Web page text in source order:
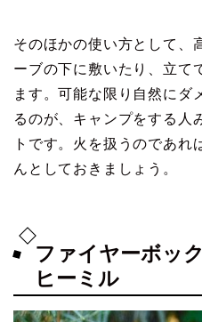
そのほかの使い方として、
ーブの下に敷いたり、立て
ます。可能な限り自然にダ
るのが、キャンプをする人
トです。火を扱うのであれ
んとしておきましょう。
ファイヤーボッ
ヒーミル